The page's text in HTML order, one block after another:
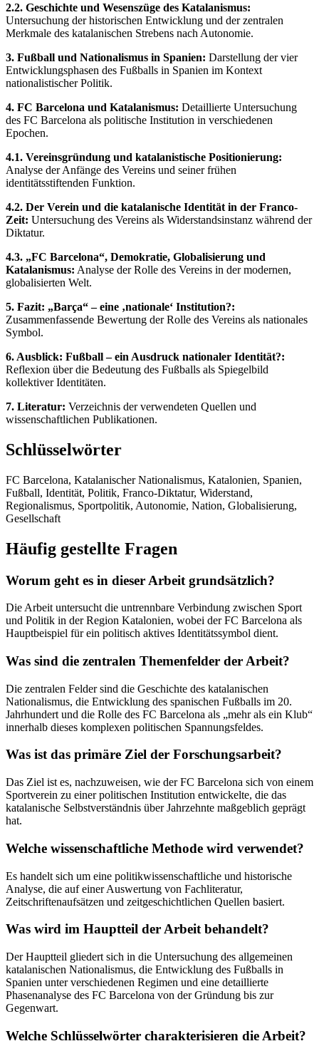
2.2. Geschichte und Wesenszüge des Katalanismus:
Untersuchung der historischen Entwicklung und der zentralen
Merkmale des katalanischen Strebens nach Autonomie.
3. Fußball und Nationalismus in Spanien: Darstellung der vier
Entwicklungsphasen des Fußballs in Spanien im Kontext
nationalistischer Politik.
4. FC Barcelona und Katalanismus: Detaillierte Untersuchung
des FC Barcelona als politische Institution in verschiedenen
Epochen.
4.1. Vereinsgründung und katalanistische Positionierung:
Analyse der Anfänge des Vereins und seiner frühen
identitätsstiftenden Funktion.
4.2. Der Verein und die katalanische Identität in der Franco-
Zeit: Untersuchung des Vereins als Widerstandsinstanz während der
Diktatur.
4.3. „FC Barcelona“, Demokratie, Globalisierung und
Katalanismus: Analyse der Rolle des Vereins in der modernen,
globalisierten Welt.
5. Fazit: „Barça“ – eine ‚nationale‘ Institution?:
Zusammenfassende Bewertung der Rolle des Vereins als nationales
Symbol.
6. Ausblick: Fußball – ein Ausdruck nationaler Identität?:
Reflexion über die Bedeutung des Fußballs als Spiegelbild
kollektiver Identitäten.
7. Literatur: Verzeichnis der verwendeten Quellen und
wissenschaftlichen Publikationen.
Schlüsselwörter
FC Barcelona, Katalanischer Nationalismus, Katalonien, Spanien,
Fußball, Identität, Politik, Franco-Diktatur, Widerstand,
Regionalismus, Sportpolitik, Autonomie, Nation, Globalisierung,
Gesellschaft
Häufig gestellte Fragen
Worum geht es in dieser Arbeit grundsätzlich?
Die Arbeit untersucht die untrennbare Verbindung zwischen Sport
und Politik in der Region Katalonien, wobei der FC Barcelona als
Hauptbeispiel für ein politisch aktives Identitätssymbol dient.
Was sind die zentralen Themenfelder der Arbeit?
Die zentralen Felder sind die Geschichte des katalanischen
Nationalismus, die Entwicklung des spanischen Fußballs im 20.
Jahrhundert und die Rolle des FC Barcelona als „mehr als ein Klub“
innerhalb dieses komplexen politischen Spannungsfeldes.
Was ist das primäre Ziel der Forschungsarbeit?
Das Ziel ist es, nachzuweisen, wie der FC Barcelona sich von einem
Sportverein zu einer politischen Institution entwickelte, die das
katalanische Selbstverständnis über Jahrzehnte maßgeblich geprägt
hat.
Welche wissenschaftliche Methode wird verwendet?
Es handelt sich um eine politikwissenschaftliche und historische
Analyse, die auf einer Auswertung von Fachliteratur,
Zeitschriftenaufsätzen und zeitgeschichtlichen Quellen basiert.
Was wird im Hauptteil der Arbeit behandelt?
Der Hauptteil gliedert sich in die Untersuchung des allgemeinen
katalanischen Nationalismus, die Entwicklung des Fußballs in
Spanien unter verschiedenen Regimen und eine detaillierte
Phasenanalyse des FC Barcelona von der Gründung bis zur
Gegenwart.
Welche Schlüsselwörter charakterisieren die Arbeit?